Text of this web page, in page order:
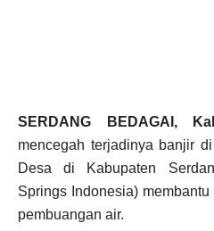
SERDANG BEDAGAI,
mencegah terjadinya banjir
Desa di Kabupaten
Springs Indonesia)
pembuangan air.